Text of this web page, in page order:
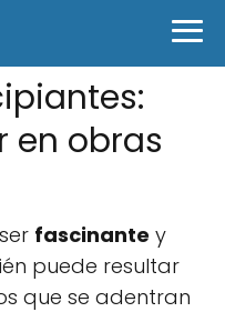
en obras
fascinante y
puede resultar
que se adentran